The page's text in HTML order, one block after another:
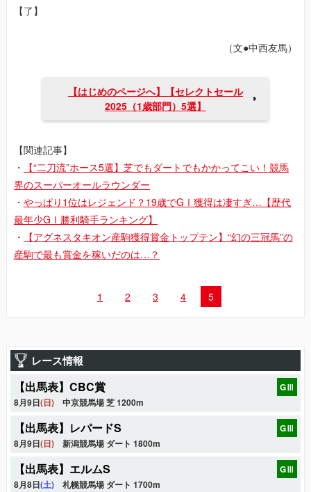
【了】
（文●中西友馬）
【はじめのページへ】【セレクトセール
2025（1歳部門）5選】
【関連記事】
・
【“二刀流”ホース5選】芝でもダートでもかかってこい！競馬
界のスーパーオールラウンダー
・ やっぱり1位はレジェンド？19歳でGⅠ獲得は凄すぎ…【歴代
最年少GⅠ勝利騎手ランキング】
・
【アグネスタキオン産駒獲得賞金トップテン】“幻の三冠馬”の
産駒で最も賞金を稼いだのは…？
1 2 3 4 5
レース情報
【出馬表】CBC賞
GⅢ
8月9日(日) 中京競馬場 芝 1200m
【出馬表】レパードS
GⅢ
8月9日(日) 新潟競馬場 ダート 1800m
【出馬表】エルムS
GⅢ
8月8日(土) 札幌競馬場 ダート 1700m